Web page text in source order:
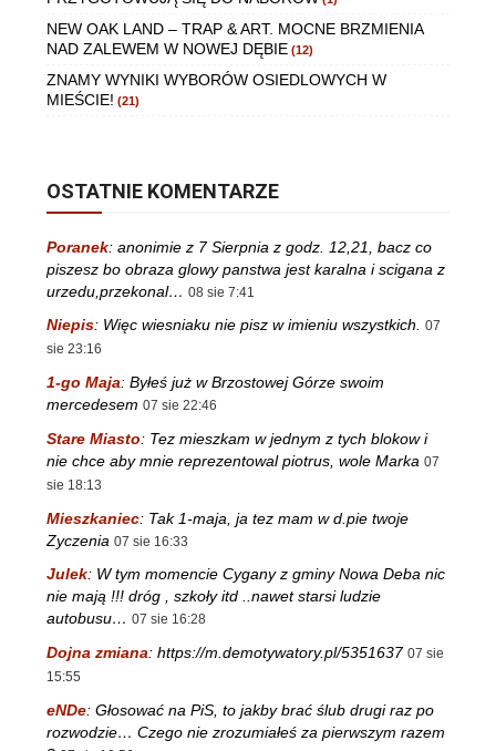
NEW OAK LAND – TRAP & ART. MOCNE BRZMIENIA
NAD ZALEWEM W NOWEJ DĘBIE (12)
ZNAMY WYNIKI WYBORÓW OSIEDLOWYCH W
MIEŚCIE! (21)
OSTATNIE KOMENTARZE
Poranek: anonimie z 7 Sierpnia z godz. 12,21, bacz co
piszesz bo obraza glowy panstwa jest karalna i scigana z
urzedu,przekonal… 08 sie 7:41
Niepis: Więc wiesniaku nie pisz w imieniu wszystkich. 07
sie 23:16
1-go Maja: Byłeś już w Brzostowej Górze swoim
mercedesem 07 sie 22:46
Stare Miasto: Tez mieszkam w jednym z tych blokow i
nie chce aby mnie reprezentowal piotrus, wole Marka 07
sie 18:13
Mieszkaniec: Tak 1-maja, ja tez mam w d.pie twoje
Zyczenia 07 sie 16:33
Julek: W tym momencie Cygany z gminy Nowa Deba nic
nie mają !!! dróg , szkoły itd ..nawet starsi ludzie
autobusu… 07 sie 16:28
Dojna zmiana: https://m.demotywatory.pl/5351637 07 sie
15:55
eNDe: Głosować na PiS, to jakby brać ślub drugi raz po
rozwodzie… Czego nie zrozumiałeś za pierwszym razem